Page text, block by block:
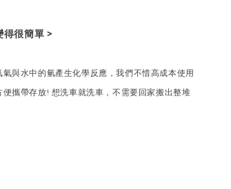
很簡單 >
與水中的氫產生化學反應，我們不惜高成本使用
攜帶存放! 想洗車就洗車，不需要回家搬出整堆